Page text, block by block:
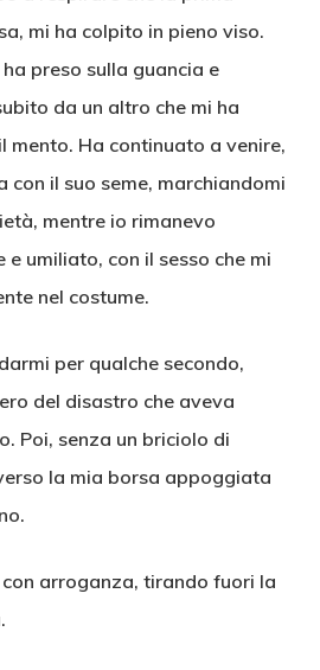
mi ha colpito in pieno viso.
preso sulla guancia e
da un altro che mi ha
mento. Ha continuato a venire,
con il suo seme, marchiandomi
mentre io rimanevo
e umiliato, con il sesso che mi
nel costume.
per qualche secondo,
del disastro che aveva
Poi, senza un briciolo di
la mia borsa appoggiata
arroganza, tirando fuori la